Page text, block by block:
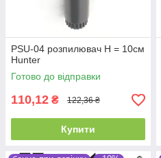
PSU-04 розпилювач Н = 10см
Hunter
Готово до відправки
110,12 ₴ 122,36 ₴
Купити